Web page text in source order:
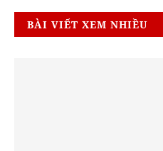
BÀI VIẾT XEM NHIỀU